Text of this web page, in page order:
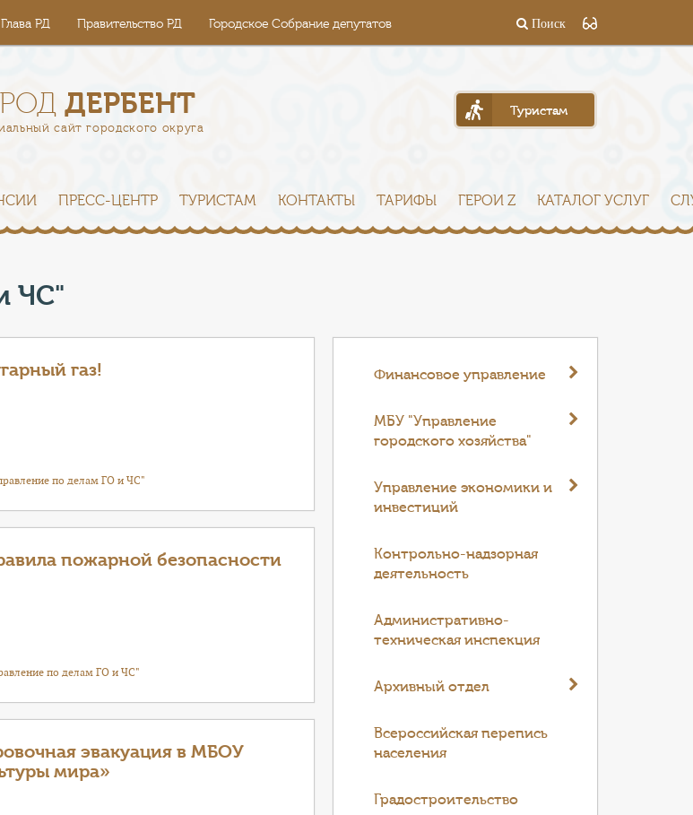
Глава РД Правительство РД Городское Собрание депутатов Поиск
ДЕРБЕНТ
сайт городского округа
Туристам
ПРЕСС-ЦЕНТР ТУРИСТАМ КОНТАКТЫ ТАРИФЫ ГЕРОИ Z КАТАЛОГ УСЛУГ
ЧС"
газ!
по делам ГО и ЧС"
пожарной безопасности
по делам ГО и ЧС"
эвакуация в МБОУ
мира»
Финансовое управление
МБУ "Управление
городского хозяйства"
Управление экономики и
инвестиций
Контрольно-надзорная
деятельность
Административно-
техническая инспекция
Архивный отдел
Всероссийская перепись
населения
Градостроительство